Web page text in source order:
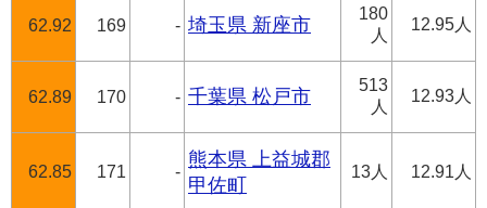
62.92 169 - 埼玉県 新座市
180
人
12.95人
62.89 170 - 千葉県 松戸市
513
人
12.93人
62.85 171 -
熊本県 上益城郡
甲佐町
13人 12.91人